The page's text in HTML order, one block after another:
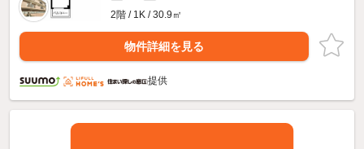
2階 / 1K / 30.9㎡
物件詳細を見る
提供